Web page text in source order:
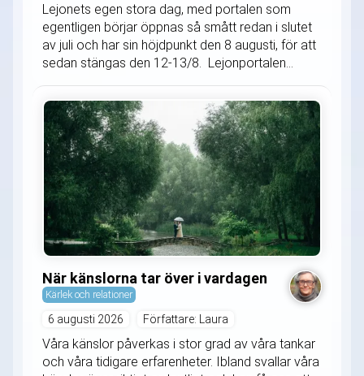
Lejonets egen stora dag, med portalen som
egentligen börjar öppnas så smått redan i slutet
av juli och har sin höjdpunkt den 8 augusti, för att
sedan stängas den 12-13/8. Lejonportalen...
När känslorna tar över i vardagen
Kärlek och relationer
6 augusti 2026 Författare: Laura
Våra känslor påverkas i stor grad av våra tankar
och våra tidigare erfarenheter. Ibland svallar våra